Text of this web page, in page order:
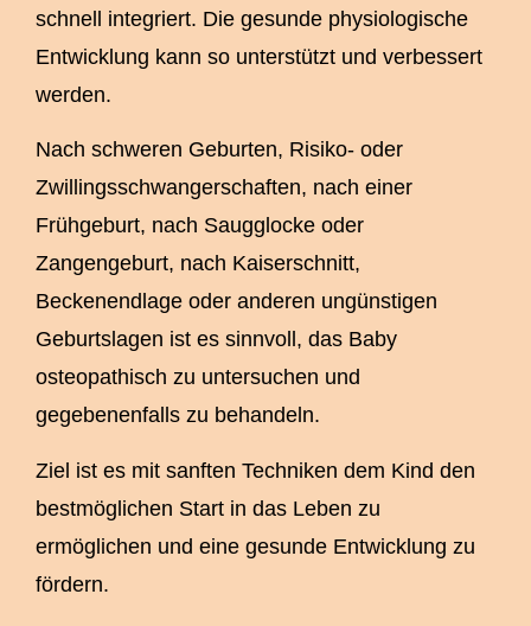
schnell integriert. Die gesunde physiologische
Entwicklung kann so unterstützt und verbessert
werden.
Nach schweren Geburten, Risiko- oder
Zwillingsschwangerschaften, nach einer
Frühgeburt, nach Saugglocke oder
Zangengeburt, nach Kaiserschnitt,
Beckenendlage oder anderen ungünstigen
Geburtslagen ist es sinnvoll, das Baby
osteopathisch zu untersuchen und
gegebenenfalls zu behandeln.
Ziel ist es mit sanften Techniken dem Kind den
bestmöglichen Start in das Leben zu
ermöglichen und eine gesunde Entwicklung zu
fördern.